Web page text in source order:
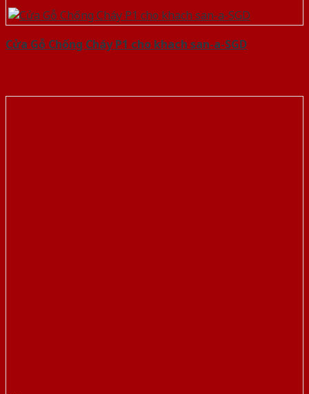
Cửa Gỗ Chống Cháy P1 cho khach san-a-SGD